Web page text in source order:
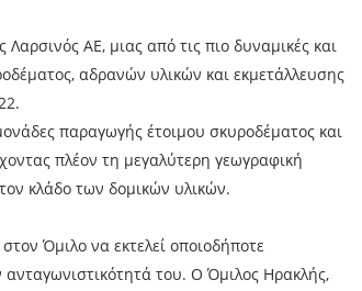
ΑΕ, μιας από τις πιο δυναμικές και
αδρανών υλικών και εκμετάλλευσης
παραγωγής έτοιμου σκυροδέματος και
πλέον τη μεγαλύτερη γεωγραφική
κλάδο των δομικών υλικών.
Όμιλο να εκτελεί οποιοδήποτε
του. Ο Όμιλος Ηρακλής,